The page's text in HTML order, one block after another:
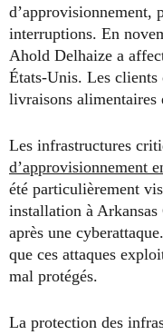
d’approvisionnement,
interruptions. En
Ahold Delhaize a
États-Unis. Les clients
livraisons alimentaires
Les infrastructures
d’approvisionnement
été particulièrement
installation à
après une
que ces attaques
mal protégés.
La protection des